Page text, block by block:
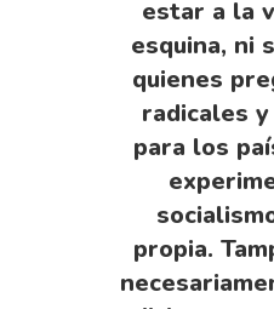
estar a la
esquina, ni
quienes
radicales
para los
propia.